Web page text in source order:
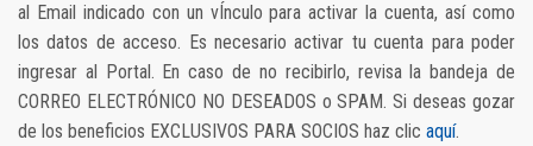
al Email indicado con un vÍnculo para activar la cuenta, así como
los datos de acceso. Es necesario activar tu cuenta para poder
ingresar al Portal. En caso de no recibirlo, revisa la bandeja de
CORREO ELECTRÓNICO NO DESEADOS o SPAM. Si deseas gozar
de los beneficios EXCLUSIVOS PARA SOCIOS haz clic aquí.